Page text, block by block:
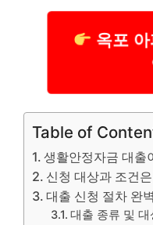
옥포
Table of
생활안정자금 대출
신청 대상과 조건
대출 신청 절차 완
대출 종류 및 대